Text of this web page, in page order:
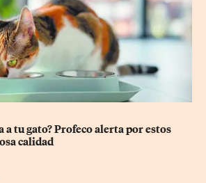
a tu gato? Profeco alerta por estos
calidad